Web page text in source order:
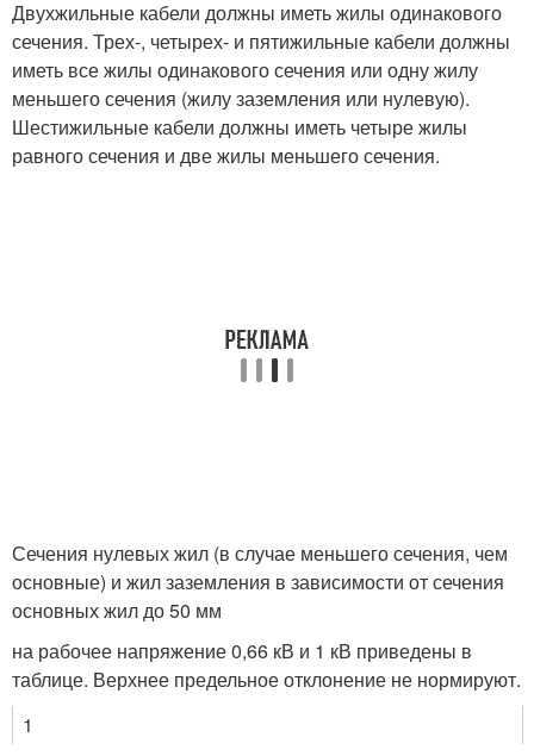
Двухжильные кабели должны иметь жилы одинакового
сечения. Трех-, четырех- и пятижильные кабели должны
иметь все жилы одинакового сечения или одну жилу
меньшего сечения (жилу заземления или нулевую).
Шестижильные кабели должны иметь четыре жилы
равного сечения и две жилы меньшего сечения.
Сечения нулевых жил (в случае меньшего сечения, чем
основные) и жил заземления в зависимости от сечения
основных жил до 50 мм
на рабочее напряжение 0,66 кВ и 1 кВ приведены в
таблице. Верхнее предельное отклонение не нормируют.
1